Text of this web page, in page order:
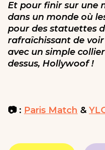
Et pour finir sur une
dans un monde où
pour des statuettes
rafraîchissant de
avec un simple
dessus, Hollywoof !
📷 : Paris Match &